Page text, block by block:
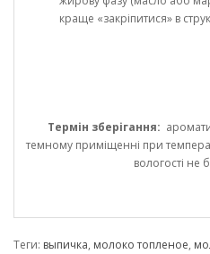
краще «закріпитися» в
Термін зберігання:
темному приміщенні при
вологості не
Теги: выпичка, молоко топленое,